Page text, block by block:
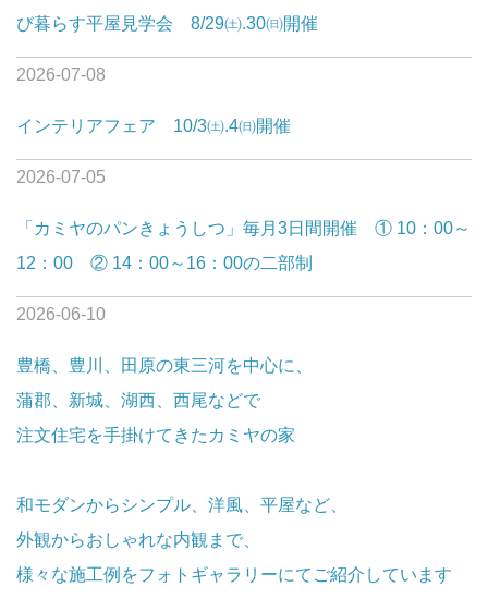
び暮らす平屋見学会 8/29㈯.30㈰開催
2026-07-08
インテリアフェア 10/3㈯.4㈰開催
2026-07-05
「カミヤのパンきょうしつ」毎月3日間開催 ① 10：00～
12：00 ② 14：00～16：00の二部制
2026-06-10
豊橋、豊川、田原の東三河を中心に、
蒲郡、新城、湖西、西尾などで
注文住宅を手掛けてきたカミヤの家
和モダンからシンプル、洋風、平屋など、
外観からおしゃれな内観まで、
様々な施工例をフォトギャラリーにてご紹介しています